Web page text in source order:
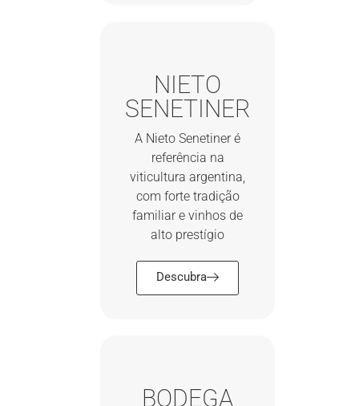
NIETO
SENETINER
A Nieto Senetiner é
referência na
viticultura argentina,
com forte tradição
familiar e vinhos de
alto prestígio
Descubra
BODEGA